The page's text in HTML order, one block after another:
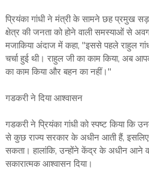
प्रियंका गांधी ने मंत्री के सामने छह प्रमुख
क्षेत्र की जनता को होने वाली समस्याओं से
मजाकिया अंदाज में कहा, "इससे पहले राहुल
चर्चा हुई थी। राहुल जी का काम किया, अब
का काम किया और बहन का नहीं।"
गडकरी ने दिया आश्वासन
गडकरी ने प्रियंका गांधी को स्पष्ट किया कि
से कुछ राज्य सरकार के अधीन आती हैं, इसलिए
सकता। हालांकि, उन्होंने केंद्र के अधीन आने
सकारात्मक आश्वासन दिया।